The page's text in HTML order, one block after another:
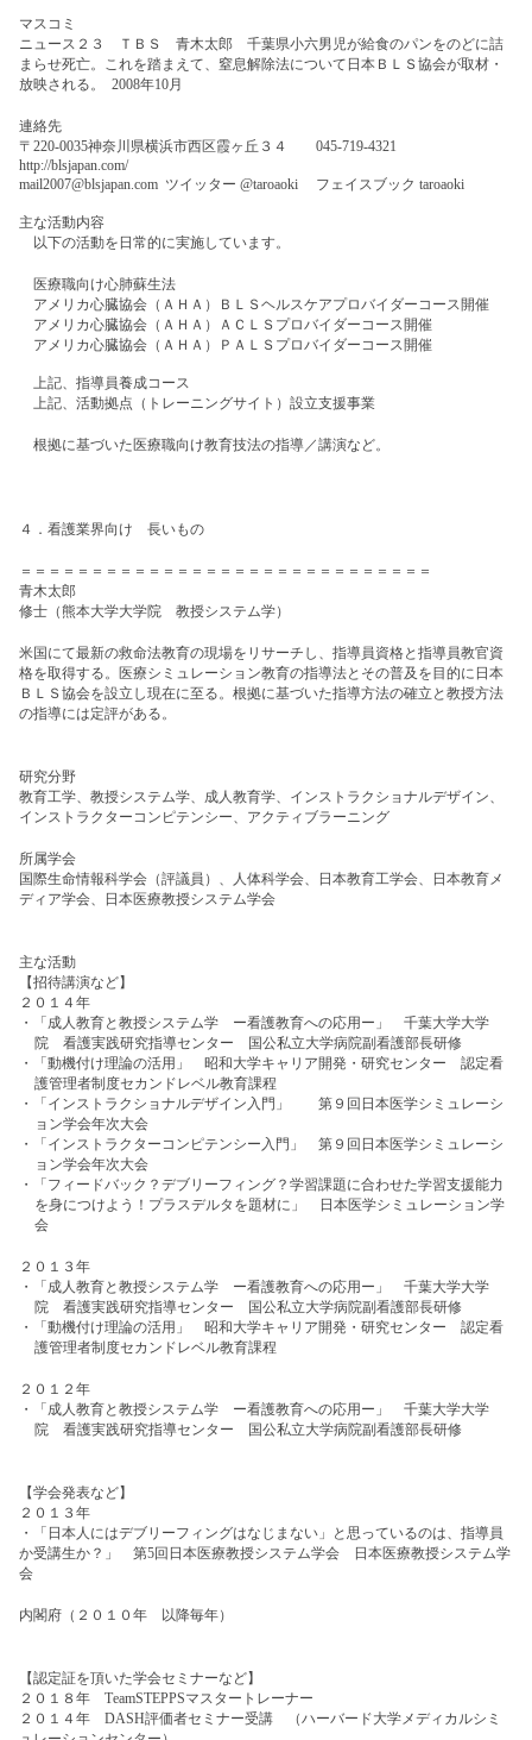
マスコミ
ニュース２３ ＴＢＳ 青木太郎 千葉県小六男児が給食のパンをのどに詰
まらせ死亡。これを踏まえて、窒息解除法について日本ＢＬＳ協会が取材・
放映される。 2008年10月
連絡先
〒220-0035神奈川県横浜市西区霞ヶ丘３４ 045-719-4321
http://blsjapan.com/
mail2007@blsjapan.com ツイッター @taroaoki フェイスブック taroaoki
主な活動内容
以下の活動を日常的に実施しています。
医療職向け心肺蘇生法
アメリカ心臓協会（ＡＨＡ）ＢＬＳヘルスケアプロバイダーコース開催
アメリカ心臓協会（ＡＨＡ）ＡＣＬＳプロバイダーコース開催
アメリカ心臓協会（ＡＨＡ）ＰＡＬＳプロバイダーコース開催
上記、指導員養成コース
上記、活動拠点（トレーニングサイト）設立支援事業
根拠に基づいた医療職向け教育技法の指導／講演など。
４．看護業界向け 長いもの
＝＝＝＝＝＝＝＝＝＝＝＝＝＝＝＝＝＝＝＝＝＝＝＝＝＝＝＝＝
青木太郎
修士（熊本大学大学院 教授システム学）
米国にて最新の救命法教育の現場をリサーチし、指導員資格と指導員教官資
格を取得する。医療シミュレーション教育の指導法とその普及を目的に日本
ＢＬＳ協会を設立し現在に至る。根拠に基づいた指導方法の確立と教授方法
の指導には定評がある。
研究分野
教育工学、教授システム学、成人教育学、インストラクショナルデザイン、
インストラクターコンピテンシー 、アクティブラーニング
所属学会
国際生命情報科学会（評議員）、人体科学会、日本教育工学会、日本教育メ
ディア学会、日本医療教授システム学会
主な活動
【招待講演など】
２０１４年
・
「成人教育と教授システム学 ー看護教育への応用ー」 千葉大学大学
院 看護実践研究指導センター 国公私立大学病院副看護部長研修
・「動機付け理論の活用」 昭和大学キャリア開発・研究センター 認定看
護管理者制度セカンドレベル教育課程
・「インストラクショナルデザイン入門」 第９回日本医学シミュレーシ
ョン学会年次大会
・「インストラクターコンピテンシー入門」 第９回日本医学シミュレーシ
ョン学会年次大会
・「フィードバック？デブリーフィング？学習課題に合わせた学習支援能力
を身につけよう！プラスデルタを題材に」 日本医学シミュレーション学
会
２０１３年
・「成人教育と教授システム学 ー看護教育への応用ー」 千葉大学大学
院 看護実践研究指導センター 国公私立大学病院副看護部長研修
・「動機付け理論の活用」 昭和大学キャリア開発・研究センター 認定看
護管理者制度セカンドレベル教育課程
２０１２年
・
「成人教育と教授システム学 ー看護教育への応用ー」 千葉大学大学
院 看護実践研究指導センター 国公私立大学病院副看護部長研修
【学会発表など】
２０１３年
・「日本人にはデブリーフィングはなじまない」と思っているのは、指導員
か受講生か？」 第5回日本医療教授システム学会 日本医療教授システム学
会
内閣府（２０１０年 以降毎年）
【認定証を頂いた学会セミナーなど】
２０１８年 TeamSTEPPSマスタートレーナー
２０１４年 DASH評価者セミナー受講 （ハーバード大学メディカルシミ